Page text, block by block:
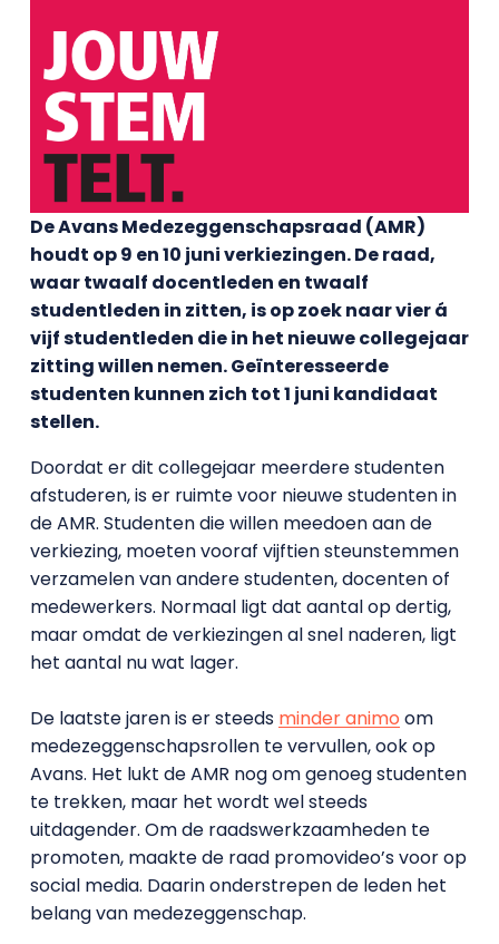
De Avans Medezeggenschapsraad (AMR)
houdt op 9 en 10 juni verkiezingen. De raad,
waar twaalf docentleden en twaalf
studentleden in zitten, is op zoek naar vier á
vijf studentleden die in het nieuwe collegejaar
zitting willen nemen. Geïnteresseerde
studenten kunnen zich tot 1 juni kandidaat
stellen.
Doordat er dit collegejaar meerdere studenten
afstuderen, is er ruimte voor nieuwe studenten in
de AMR. Studenten die willen meedoen aan de
verkiezing, moeten vooraf vijftien steunstemmen
verzamelen van andere studenten, docenten of
medewerkers. Normaal ligt dat aantal op dertig,
maar omdat de verkiezingen al snel naderen, ligt
het aantal nu wat lager.
De laatste jaren is er steeds minder animo om
medezeggenschapsrollen te vervullen, ook op
Avans. Het lukt de AMR nog om genoeg studenten
te trekken, maar het wordt wel steeds
uitdagender. Om de raadswerkzaamheden te
promoten, maakte de raad promovideo’s voor op
social media. Daarin onderstrepen de leden het
belang van medezeggenschap.